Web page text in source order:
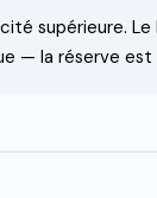
supérieure.
— la réserve